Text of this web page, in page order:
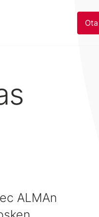
ALMAn